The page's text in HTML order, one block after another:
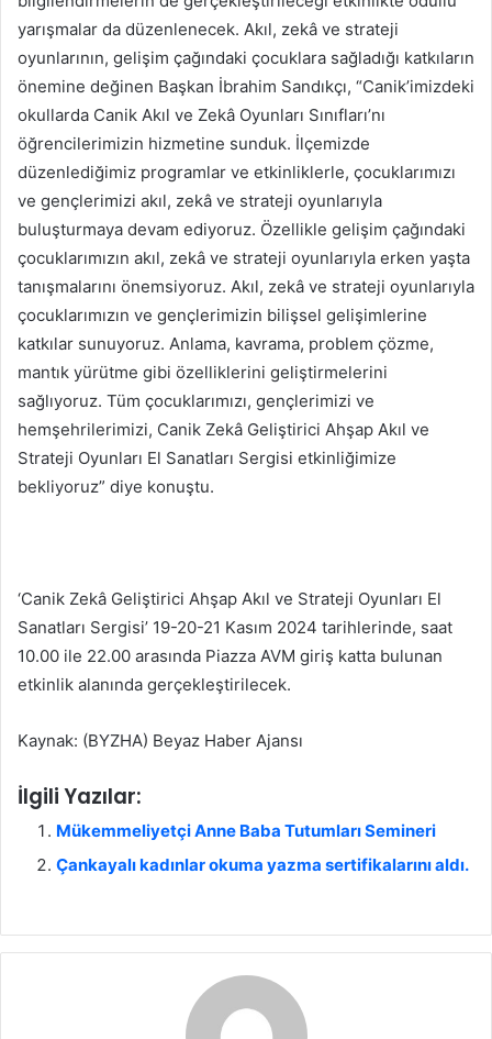
yarışmalar da düzenlenecek. Akıl, zekâ ve strateji
oyunlarının, gelişim çağındaki çocuklara sağladığı katkıların
önemine değinen Başkan İbrahim Sandıkçı, “Canik’imizdeki
okullarda Canik Akıl ve Zekâ Oyunları Sınıfları’nı
öğrencilerimizin hizmetine sunduk. İlçemizde
düzenlediğimiz programlar ve etkinliklerle, çocuklarımızı
ve gençlerimizi akıl, zekâ ve strateji oyunlarıyla
buluşturmaya devam ediyoruz. Özellikle gelişim çağındaki
çocuklarımızın akıl, zekâ ve strateji oyunlarıyla erken yaşta
tanışmalarını önemsiyoruz. Akıl, zekâ ve strateji oyunlarıyla
çocuklarımızın ve gençlerimizin bilişsel gelişimlerine
katkılar sunuyoruz. Anlama, kavrama, problem çözme,
mantık yürütme gibi özelliklerini geliştirmelerini
sağlıyoruz. Tüm çocuklarımızı, gençlerimizi ve
hemşehrilerimizi, Canik Zekâ Geliştirici Ahşap Akıl ve
Strateji Oyunları El Sanatları Sergisi etkinliğimize
bekliyoruz” diye konuştu.
‘Canik Zekâ Geliştirici Ahşap Akıl ve Strateji Oyunları El
Sanatları Sergisi’ 19-20-21 Kasım 2024 tarihlerinde, saat
10.00 ile 22.00 arasında Piazza AVM giriş katta bulunan
etkinlik alanında gerçekleştirilecek.
Kaynak: (BYZHA) Beyaz Haber Ajansı
İlgili Yazılar:
Mükemmeliyetçi Anne Baba Tutumları Semineri
Çankayalı kadınlar okuma yazma sertifikalarını aldı.